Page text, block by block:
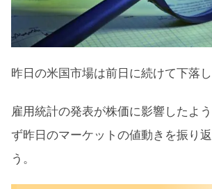
7月の注目イベントについ
まとめ
昨日の米国市場は前日に続けて下落し
雇用統計の発表が株価に影響したよ
ず昨日のマーケットの値動きを振り
う。